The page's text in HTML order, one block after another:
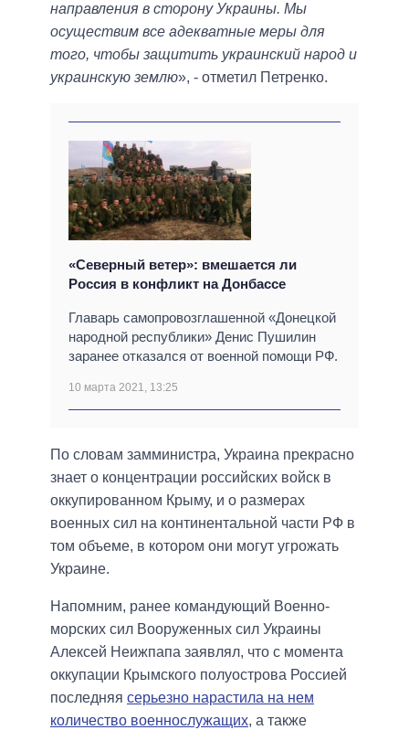
направления в сторону Украины. Мы
осуществим все адекватные меры для
того, чтобы защитить украинский народ и
украинскую землю», - отметил Петренко.
«Северный ветер»: вмешается ли
Россия в конфликт на Донбассе
Главарь самопровозглашенной «Донецкой
народной республики» Денис Пушилин
заранее отказался от военной помощи РФ.
10 марта 2021, 13:25
По словам замминистра, Украина прекрасно
знает о концентрации российских войск в
оккупированном Крыму, и о размерах
военных сил на континентальной части РФ в
том объеме, в котором они могут угрожать
Украине.
Напомним, ранее командующий Военно-
морских сил Вооруженных сил Украины
Алексей Неижпапа заявлял, что с момента
оккупации Крымского полуострова Россией
последняя серьезно нарастила на нем
количество военнослужащих, а также